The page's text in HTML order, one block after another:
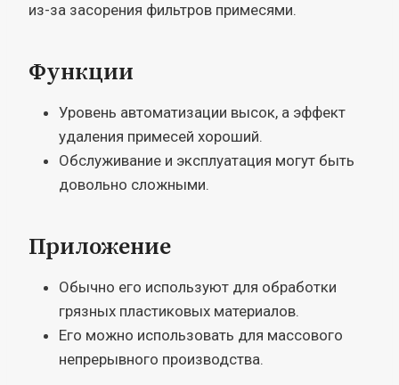
из-за засорения фильтров примесями.
Функции
Уровень автоматизации высок, а эффект
удаления примесей хороший.
Обслуживание и эксплуатация могут быть
довольно сложными.
Приложение
Обычно его используют для обработки
грязных пластиковых материалов.
Его можно использовать для массового
непрерывного производства.